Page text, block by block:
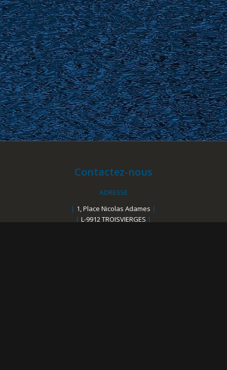
Contactez-nous
ADRESSE
| 1, Place Nicolas Adames |
| L-9912 TROISVIERGES |